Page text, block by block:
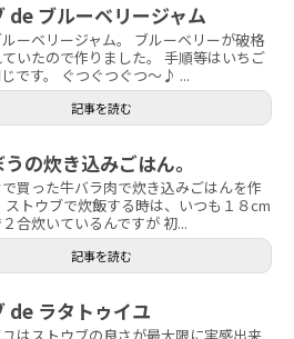
de ブルーベリージャム
ーベリージャム。 ブルーベリーが破格
いたので作りました。 手順等はいちご
です。 ぐつぐつぐつ～♪ ...
記事を読む
の炊き込みごはん。
買った牛バラ肉で炊き込みごはんを作
ストウブで炊飯する時は、いつも１８cm
合炊いているんですが 初...
記事を読む
de ラタトゥイユ